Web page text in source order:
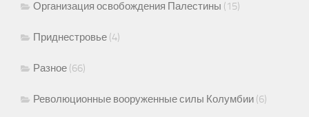
Организация освобождения Палестины (15)
Приднестровье (4)
Разное (66)
Революционные вооруженные силы Колумбии (6)